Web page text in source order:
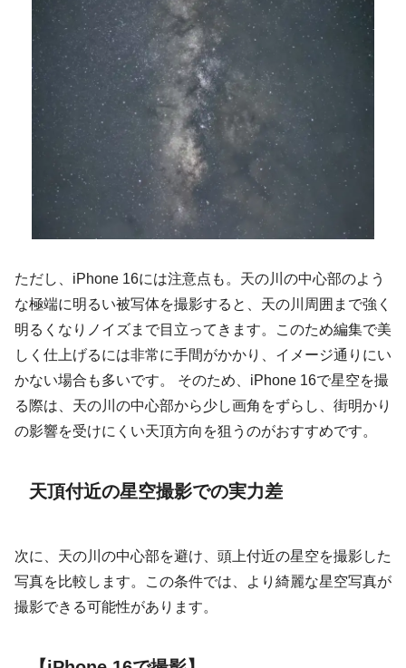
ただし、iPhone 16には注意点も。天の川の中心部のよう
な極端に明るい被写体を撮影すると、天の川周囲まで強く
明るくなりノイズまで目立ってきます。このため編集で美
しく仕上げるには非常に手間がかかり、イメージ通りにい
かない場合も多いです。 そのため、iPhone 16で星空を撮
る際は、天の川の中心部から少し画角をずらし、街明かり
の影響を受けにくい天頂方向を狙うのがおすすめです。
天頂付近の星空撮影での実力差
次に、天の川の中心部を避け、頭上付近の星空を撮影した
写真を比較します。この条件では、より綺麗な星空写真が
撮影できる可能性があります。